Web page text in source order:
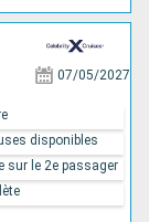
07/05/2027
disponibles
sur le 2e passager